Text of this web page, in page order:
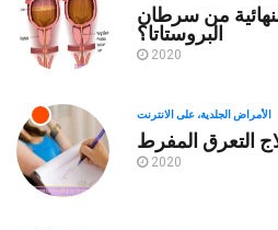
من سرطان
البروستاتا؟
2020
الأمراض الجلدية، على الانترنت
التعرق المفرط
2020